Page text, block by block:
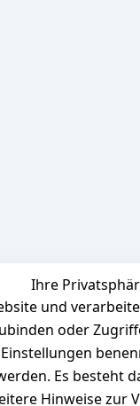
Ihre
und
oder
Es besteht
Hinweise zur